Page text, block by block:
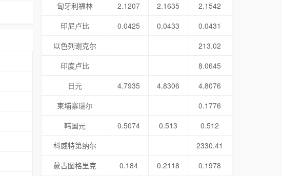
匈牙利福林
2.1207 2.1635
2.1542
印尼卢比
0.0425 0.0433
0.0431
以色列谢克尔
213.02
印度卢比
8.0645
日元
4.7935 4.8306
4.8076
柬埔寨瑞尔
0.1776
韩国元
0.5074 0.513
0.512
科威特第纳尔
2330.41
蒙古图格里克
0.184 0.2118
0.1978